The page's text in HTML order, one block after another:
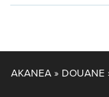
AKANEA» DOUANE